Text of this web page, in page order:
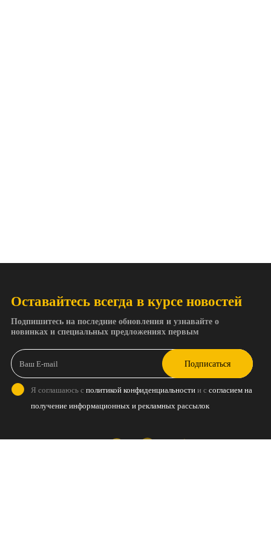
Оставайтесь всегда в курсе новостей
Подпишитесь на последние обновления и узнавайте о
новинках и специальных предложениях первым
Подписаться
Я соглашаюсь с политикой конфиденциальности и с согласием на
получение информационных и рекламных рассылок